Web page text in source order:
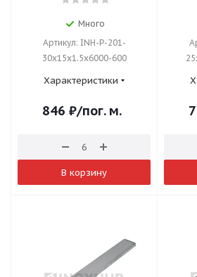
Много
Артикул: INH-P-201-
30x15x1.5x6000-600
Характеристики
846 ₽/пог. м.
В корзину